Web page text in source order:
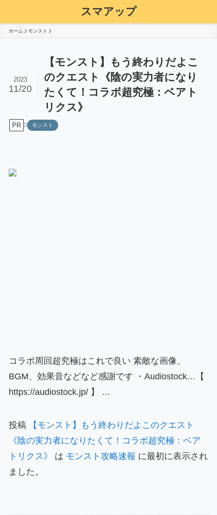
スマアップ
ホーム モンスト
【モンスト】もう終わりだよこ
のクエスト《陰の実力者になり
たくて！コラボ超究極：ベアト
リクス》
2023
11/20
PR モンスト
コラボ周回超究極はこれで良い 素敵な画像、
BGM、効果音などなど感謝です ・Audiostock…【
https://audiostock.jp/ 】 …
投稿
【モンスト】もう終わりだよこのクエスト
《陰の実力者になりたくて！コラボ超究極：ベア
トリクス》
は モンスト攻略速報 に最初に表示され
ました。